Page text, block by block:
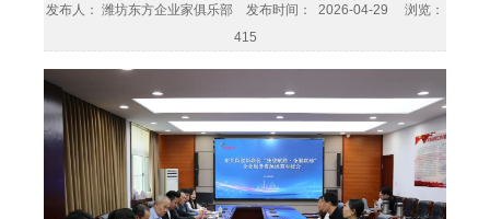
发布人： 潍坊东方企业家俱乐部 发布时间： 2026-04-29 浏览：
415